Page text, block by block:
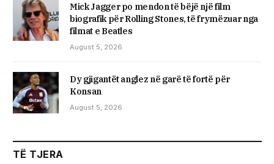
Mick Jagger po mendon të bëjë një film
biografik për Rolling Stones, të frymëzuar nga
filmat e Beatles
August 5, 2026
Dy gjigantët anglez në garë të fortë për
Konsan
August 5, 2026
TË TJERA